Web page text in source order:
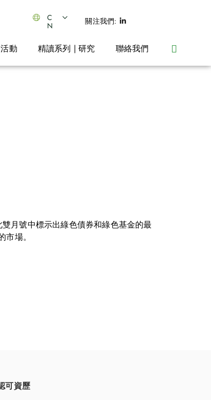
C
N 關注我們:
動 精讀系列 | 研究 聯絡我們
月號中標示出綠色債券和綠色基金的最
場。
可資歷